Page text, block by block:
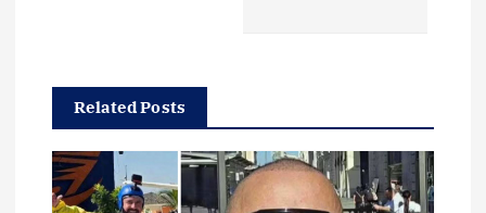
ó
n
Related Posts